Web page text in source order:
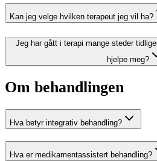
Kan jeg velge hvilken terapeut jeg vil ha?
Jeg har gått i terapi mange steder
hjelpe meg?
Om behandlingen
Hva betyr integrativ behandling?
Hva er medikamentassistert behandling?